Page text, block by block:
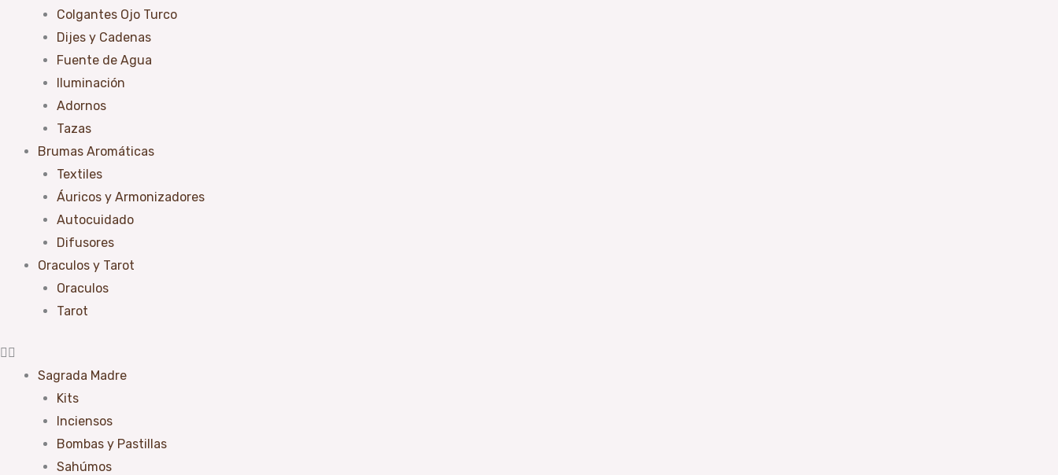
Colgantes Ojo Turco
Dijes y Cadenas
Fuente de Agua
Iluminación
Adornos
Tazas
Brumas Aromáticas
Textiles
Áuricos y Armonizadores
Autocuidado
Difusores
Oraculos y Tarot
Oraculos
Tarot
Sagrada Madre
Kits
Inciensos
Bombas y Pastillas
Sahúmos